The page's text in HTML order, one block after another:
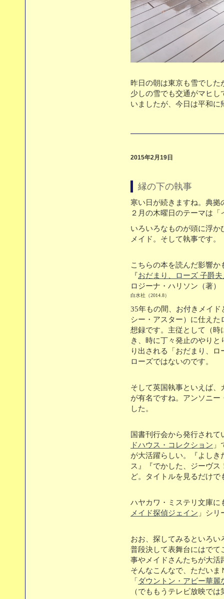
昨日の朝は東京も雪でし
少しの雪でも交通がマヒ
いましたが、今日は平和に
2015年2月19日
縁の下の執事
寒い日が続きますね。典拠
２月の木曜日のテーマは「
いろいろなものが頭に浮
メイド。そして執事です。
こちらの本を読んだ影響か
『おだまり、ローズ 子爵
ロジーナ・ハリソン（著）
白水社（2014.8）
35年もの間、お付きメイ
シー・アスター）に仕え
想録です。主従として（時
き、時に丁々発止のやり
り出される「おだまり、
ローズではないのです。
そして英国執事といえば、
が有名ですね。アンソニ
した。
国書刊行会から発行され
ドハウス・コレクション
が大活躍らしい。『よし
ス』『でかした、ジーヴ
ど。タイトルを見るだけで
ハヤカワ・ミステリ文庫に
メイド探偵ジェイン 」シ
おお、探してみるといろい
普段決して表舞台にはでて
事やメイドさんたちが大活
そんなこんなで、ただい
「 ダウントン・アビー華麗
（でももうテレビ放映で